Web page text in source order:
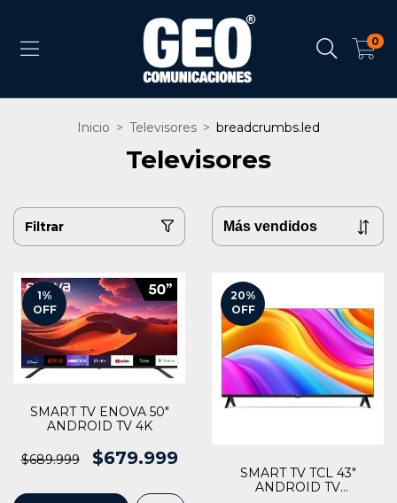
0
Inicio > Televisores > breadcrumbs.led
Televisores
Filtrar
1%
OFF
SMART TV ENOVA 50"
ANDROID TV 4K
$689.999 $679.999
20%
OFF
SMART TV TCL 43"
ANDROID TV